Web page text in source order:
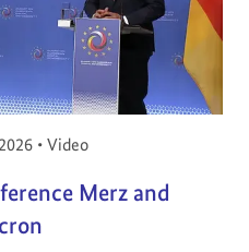
am:
• Video
Merz and